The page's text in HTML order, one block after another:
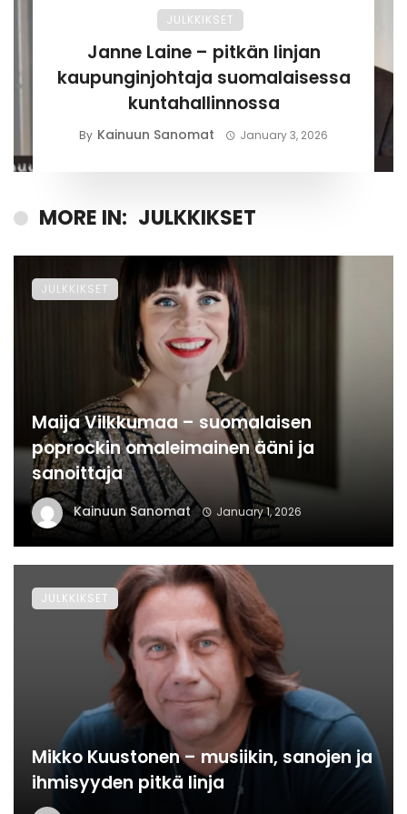
JULKKIKSET
Janne Laine – pitkän linjan
kaupunginjohtaja suomalaisessa
kuntahallinnossa
By Kainuun Sanomat January 3, 2026
MORE IN: JULKKIKSET
Maija Vilkkumaa – suomalaisen
poprockin omaleimainen ääni ja
sanoittaja
Kainuun Sanomat January 1, 2026
JULKKIKSET
Mikko Kuustonen – musiikin, sanojen ja
ihmisyyden pitkä linja
JULKKIKSET